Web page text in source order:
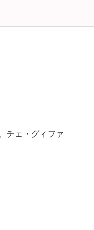
チェ・グィファ